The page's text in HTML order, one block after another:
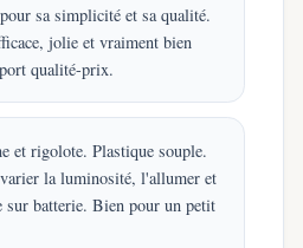
sa simplicité et sa qualité.
jolie et vraiment bien
qualité-prix.
et rigolote. Plastique souple.
la luminosité, l'allumer et
sur batterie. Bien pour un petit